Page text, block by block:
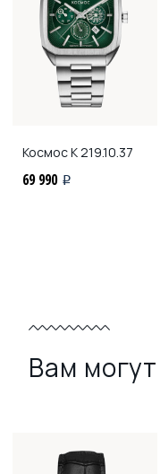
КосмосK 219.10.37
69 990 i
Вам